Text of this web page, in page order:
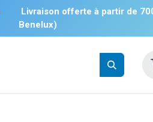
Livraison offerte à partir de
Benelux)